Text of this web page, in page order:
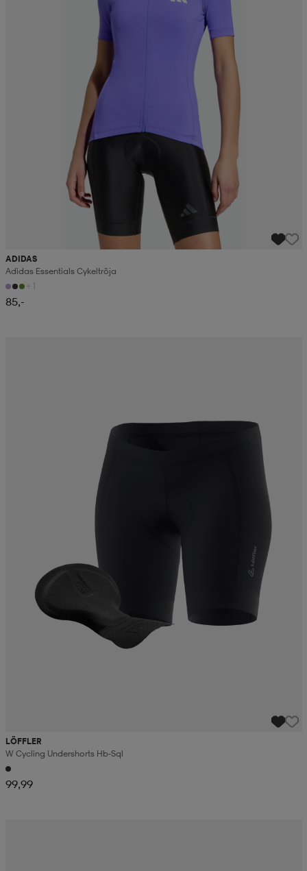
ADIDAS
Adidas Essentials Cykeltröja
+1
85,-
LÖFFLER
W Cycling Undershorts Hb-Sql
99,99